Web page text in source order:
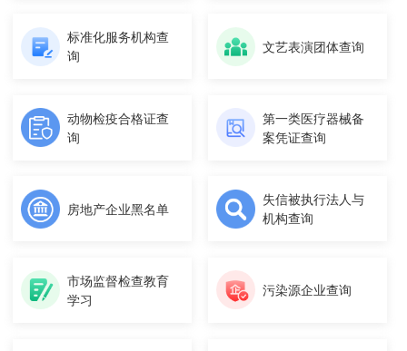
标准化服务机构查
询
文艺表演团体查询
动物检疫合格证查
询
第一类医疗器械备
案凭证查询
房地产企业黑名单
失信被执行法人与
机构查询
市场监督检查教育
学习
污染源企业查询